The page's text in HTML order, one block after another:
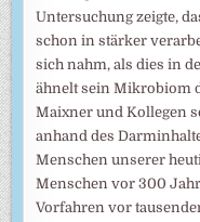
Untersuchung zeigte,
schon in stärker
sich nahm, als dies in
ähnelt sein Mikrobiom
Maixner und Kollegen
anhand des
Menschen unserer
Menschen vor 300
Vorfahren vor